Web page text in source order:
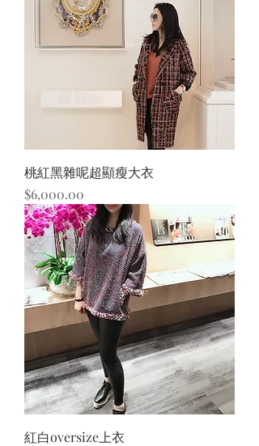
桃紅黑雜呢超顯瘦大衣
價格
$6,000.00
紅白oversize上衣